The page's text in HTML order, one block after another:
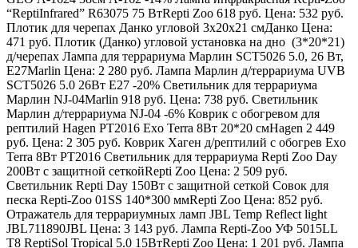
“ReptiInfrared” R63075 75 ВтRepti Zoo 618 руб. Цена: 532 руб.
Плотик для черепах Данко угловой 3x20x21 смДанко Цена:
471 руб. Плотик (Данко) угловой установка на дно (3*20*21)
д/черепах Лампа для террариума Марлин SCT5026 5.0, 26 Вт,
Е27Marlin Цена: 2 280 руб. Лампа Марлин д/террариума UVB
SCT5026 5.0 26Вт Е27 -20% Светильник для террариума
Марлин NJ-04Marlin 918 руб. Цена: 738 руб. Светильник
Марлин д/террариума NJ-04 -6% Коврик с обогревом для
рептилий Hagen РТ2016 Exo Terra 8Вт 20*20 смHagen 2 449
руб. Цена: 2 305 руб. Коврик Хаген д/рептилий с обогрев Exo
Terra 8Вт РТ2016 Светильник для террариума Repti Zoo Day
200Вт с защитной сеткойRepti Zoo Цена: 2 509 руб.
Светильник Repti Day 150Вт с защитной сеткой Совок для
песка Repti-Zoo 01SS 140*300 ммRepti Zoo Цена: 852 руб.
Отражатель для террариумных ламп JBL Temp Reflect light
JBL711890JBL Цена: 3 143 руб. Лампа Repti-Zoo УФ 5015LL
T8 ReptiSol Tropical 5.0 15ВтRepti Zoo Цена: 1 201 руб. Лампа